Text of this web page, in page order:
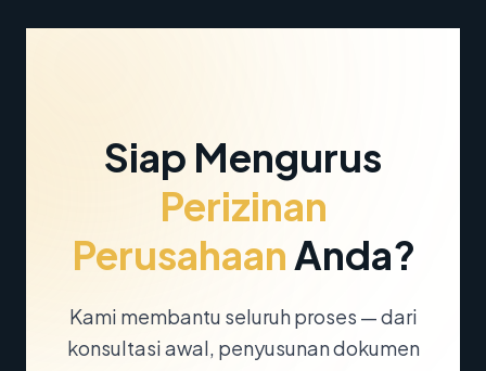
Siap Mengurus
Perizinan
PerusahaanAnda?
Kami membantu seluruh proses — dari
konsultasi awal, penyusunan dokumen